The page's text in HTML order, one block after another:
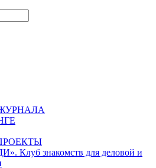
Клуб знакомств для деловой и